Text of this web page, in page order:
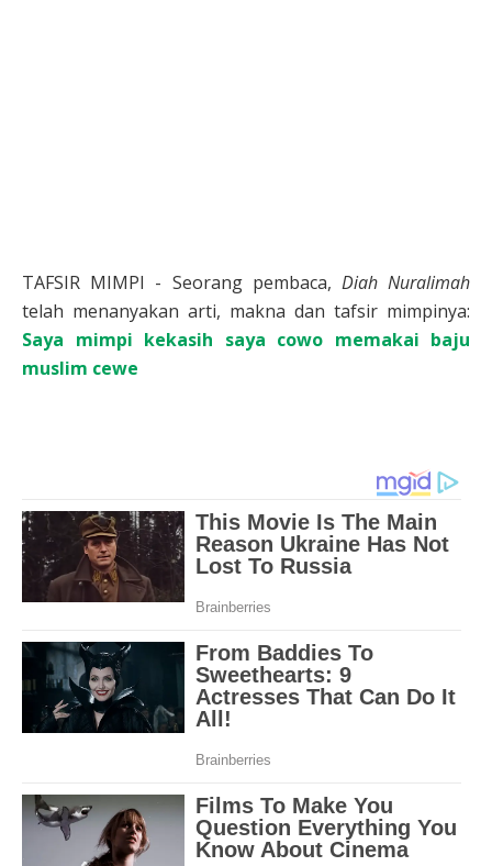
TAFSIR MIMPI - Seorang pembaca, Diah Nuralimah
telah menanyakan arti, makna dan tafsir mimpinya:
Saya mimpi kekasih saya cowo memakai baju
muslim cewe